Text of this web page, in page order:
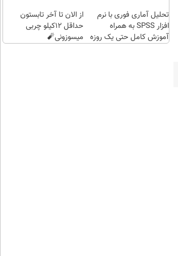
تحلیل آماری فوری با نرم
افزار SPSS به همراه
آموزش کامل حتی یک روزه
از الان تا آخر تابستون
حداقل 12کیلو چربی
میسوزونی🧨